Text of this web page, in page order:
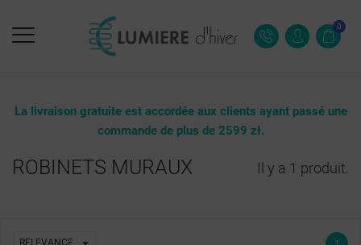
0
La livraison gratuite est accordée aux clients ayant passé une
commande de plus de 2599 zł.
ROBINETS MURAUX Il y a 1 produit.
RELEVANCE